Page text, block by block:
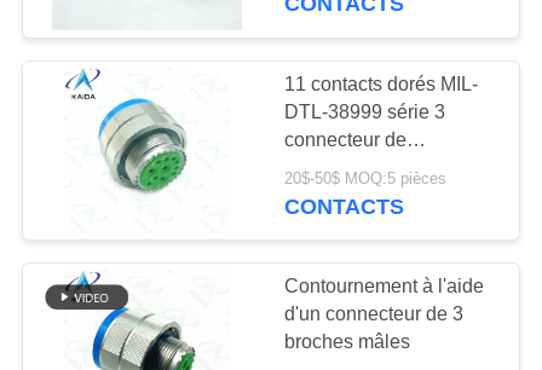
LA
PRIVÉE
11 contacts dorés MIL-
DTL-38999 série 3
connecteur de
prise.D38999/
8D passivée en acier
20$-50$ MOQ:5 pièces
CONTACTS
Contournement à l'aide
d'un connecteur de 3
broches mâles